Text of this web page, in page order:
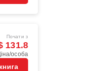
Почати з
131.8
особа
книга